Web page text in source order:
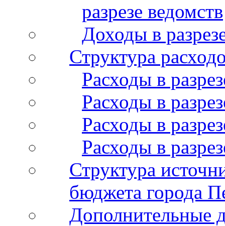
разрезе ведомств
Доходы в
Структура
Расходы в
Расходы в
Расходы в
Расходы в
Структура
бюджета города
Дополнительные